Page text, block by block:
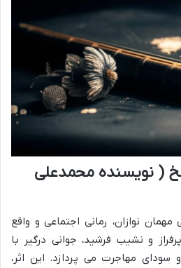
( نویسنده محمدعلی
نوازان، رمانی اجتماعی و واقع
و نشیب فرشید، جوانی درگیر با
سودای مهاجرت می پردازد. این اثر،